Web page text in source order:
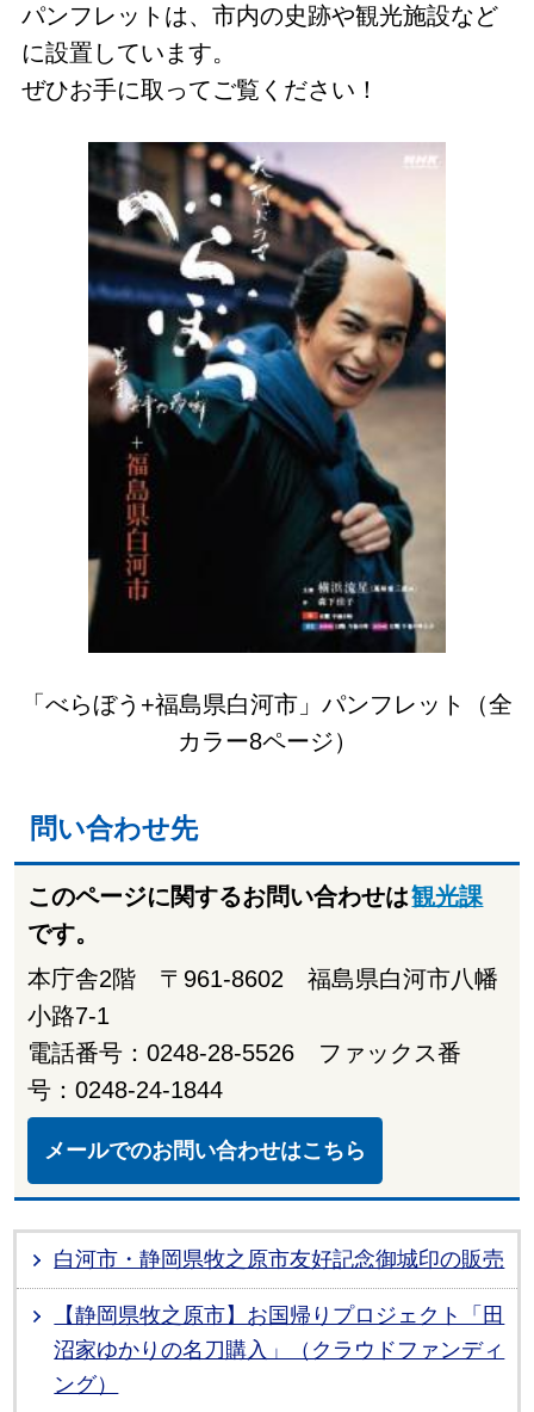
パンフレットは、市内の史跡や観光施設など
に設置しています。
ぜひお手に取ってご覧ください！
「べらぼう+福島県白河市」パンフレット（全
カラー8ページ）
問い合わせ先
このページに関するお問い合わせは観光課
です。
本庁舎2階 〒961-8602 福島県白河市八幡
小路7-1
電話番号：0248-28-5526 ファックス番
号：0248-24-1844
メールでのお問い合わせはこちら
白河市・静岡県牧之原市友好記念御城印の販売
【静岡県牧之原市】お国帰りプロジェクト「田
沼家ゆかりの名刀購入」（クラウドファンディ
ング）